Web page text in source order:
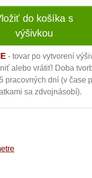
do košíka s
výšivkou
- tovar po vytvorení
alebo vrátiť! Doba
pracovných dní (v čase
sa zdvojnásobí).